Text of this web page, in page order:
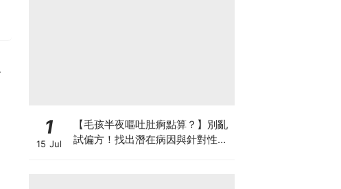
1
15 Jul
【毛孩半夜嘔吐肚痾點算？】別亂
試偏方！找出潛在病因與針對性營